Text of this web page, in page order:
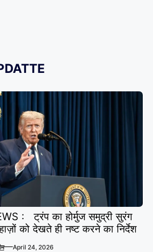
: ट्रंप का होर्मुज समुद्री सुरंग
को देखते ही नष्ट करने का निर्देश
—April 24, 2026